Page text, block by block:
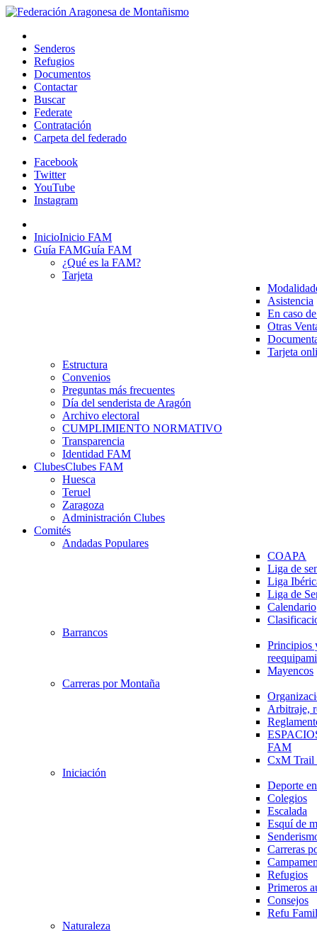
Senderos
Refugios
Documentos
Contactar
Buscar
Federate
Contratación
Carpeta del federado
Facebook
Twitter
YouTube
Instagram
InicioInicio FAM
Guía FAMGuía FAM
¿Qué es la FAM?
Tarjeta
Asistencia
En caso
Otras
Tarjeta
Estructura
Convenios
Preguntas más frecuentes
Día del senderista de Aragón
Archivo electoral
CUMPLIMIENTO NORMATIVO
Transparencia
Identidad FAM
ClubesClubes FAM
Huesca
Teruel
Zaragoza
Administración Clubes
Comités
Andadas Populares
COAPA
Liga de
Liga
Liga de
Calendario
Barrancos
Principios
Mayencos
Carreras por Montaña
Arbitraje,
FAM
CxM
Iniciación
Deporte
Colegios
Escalada
Esquí de
Carreras
Refugios
Primeros
Consejos
Refu
Naturaleza